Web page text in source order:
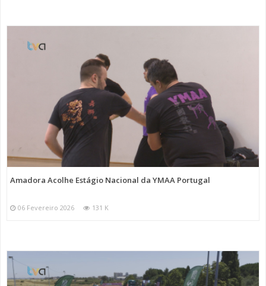
Amadora Acolhe Estágio Nacional da YMAA Portugal
06 Fevereiro 2026 131 K